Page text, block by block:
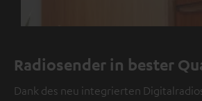
Radiosender in bester
Dank des neu integrierten